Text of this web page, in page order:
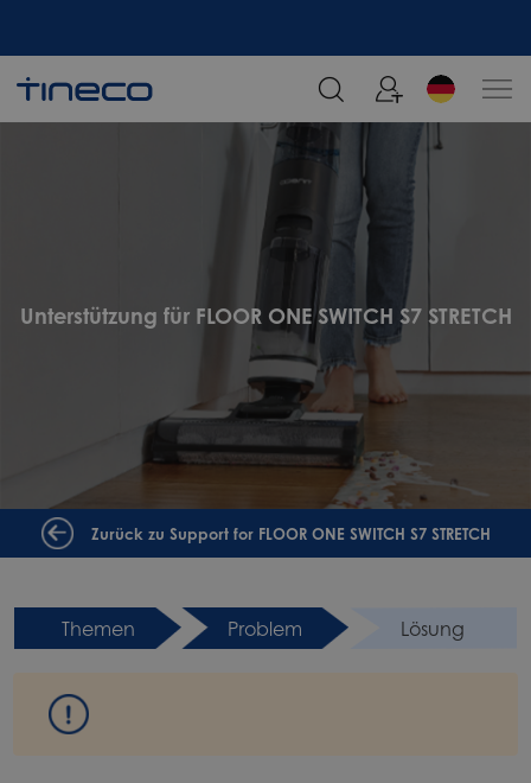
Unterstützung für FLOOR ONE SWITCH S7 STRETCH
Zurück zu Support for FLOOR ONE SWITCH S7 STRETCH
Themen Problem Lösung